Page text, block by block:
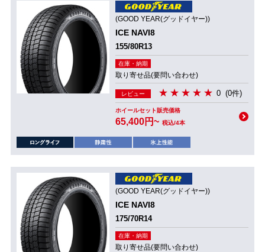
(GOOD YEAR(グッドイヤー))
ICE NAVI8
155/80R13
在庫・納期
取り寄せ品(要問い合わせ)
レビュー 0 (0件)
ホイールセット販売価格
65,400円~ 税込/4本
(GOOD YEAR(グッドイヤー))
ICE NAVI8
175/70R14
在庫・納期
取り寄せ品(要問い合わせ)